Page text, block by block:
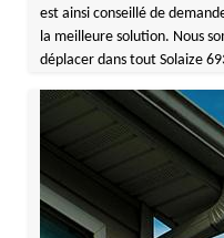
est ainsi conseillé de
la meilleure solution. Nous
déplacer dans tout Solaize